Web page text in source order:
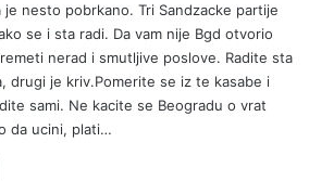
je nesto pobrkano. Tri Sandzacke partije
se i sta radi. Da vam nije Bgd otvorio
nerad i smutljive poslove. Radite sta
drugi je kriv.Pomerite se iz te kasabe i
sami. Ne kacite se Beogradu o vrat
da ucini, plati…